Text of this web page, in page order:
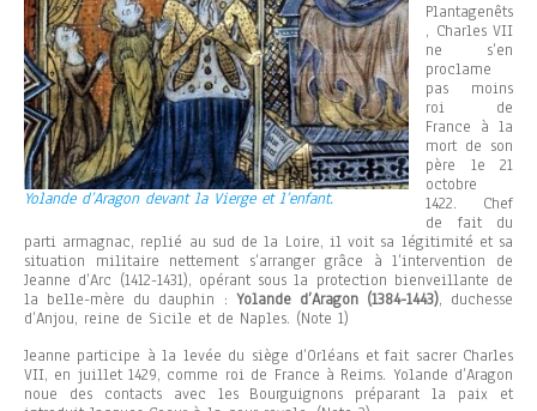
Yolande d’Aragon devant la Vierge et l’enfant.
Plantagenêts
, Charles VII
ne s’en
proclame
pas moins
roi de
France à la
mort de son
père le 21
octobre
1422. Chef
de fait du
parti armagnac, replié au sud de la Loire, il voit sa légitimité et sa
situation militaire nettement s’arranger grâce à l’intervention de
Jeanne d’Arc (1412-1431), opérant sous la protection bienveillante de
la belle-mère du dauphin : Yolande d’Aragon (1384-1443), duchesse
d’Anjou, reine de Sicile et de Naples. (Note 1)
Jeanne participe à la levée du siège d’Orléans et fait sacrer Charles
VII, en juillet 1429, comme roi de France à Reims. Yolande d’Aragon
noue des contacts avec les Bourguignons préparant la paix et